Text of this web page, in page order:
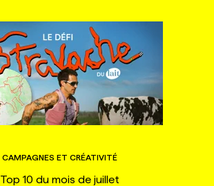
CAMPAGNES ET CRÉATIVITÉ
Top 10 du mois de juillet